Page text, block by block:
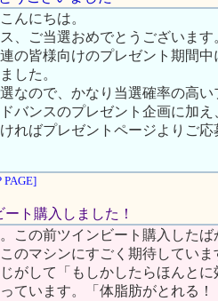
んにちは。
、ご当選おめでとうございます
の皆様向けのプレゼント期間
した。
なので、かなり当選確率の高
バンスのプレゼント企画に加
ればプレゼントページよりご
PAGE]
ト購入しました！
この前ツインビート購入した
のマシンにすごく期待してい
がして「もしかしたらほんと
ています。「体脂肪がとれる